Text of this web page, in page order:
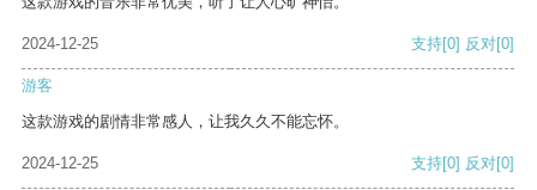
2024-12-25 支持[0] 反对[0]
游客
这款游戏的剧情非常感人，让我久久不能忘怀。
2024-12-25 支持[0] 反对[0]